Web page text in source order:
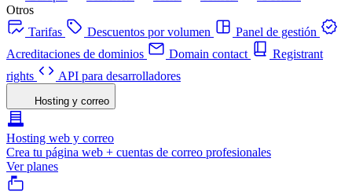
Otros
Tarifas
Descuentos por volumen
Panel de gestión
Acreditaciones de dominios
Domain contact
Registrant
rights
API para desarrolladores
Hosting y correo
Hosting web y correo
Crea tu página web + cuentas de correo profesionales
Ver planes